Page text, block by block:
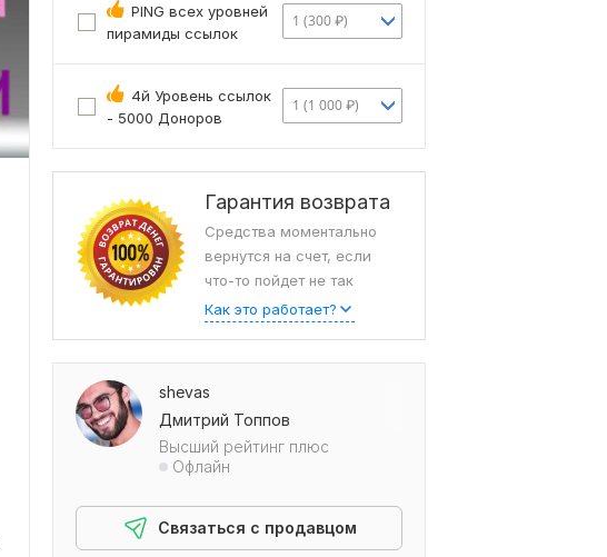
PING всех уровней
пирамиды ссылок
1 (300 ₽)
4й Уровень ссылок
- 5000 Доноров
1 (1 000 ₽)
Гарантия возврата
Средства моментально
вернутся на счет, если
что-то пойдет не так
Как это работает?
shevas
Дмитрий Топпов
Высший рейтинг плюс
Офлайн
Связаться с продавцом